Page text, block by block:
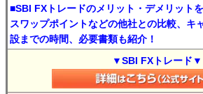
■SBI FXトレードのメリット・デメリット
スワップポイントなどの他社との比較、キ
設までの時間、必要書類も紹介！
▼SBI FXトレード▼